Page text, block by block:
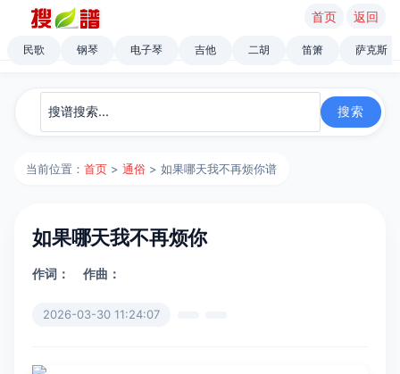
首页 返回
民歌 钢琴 电子琴 吉他 二胡 笛箫 萨克斯
当前位置：首页 >通俗 > 如果哪天我不再烦你谱
如果哪天我不再烦你
作词： 作曲：
2026-03-30 11:24:07